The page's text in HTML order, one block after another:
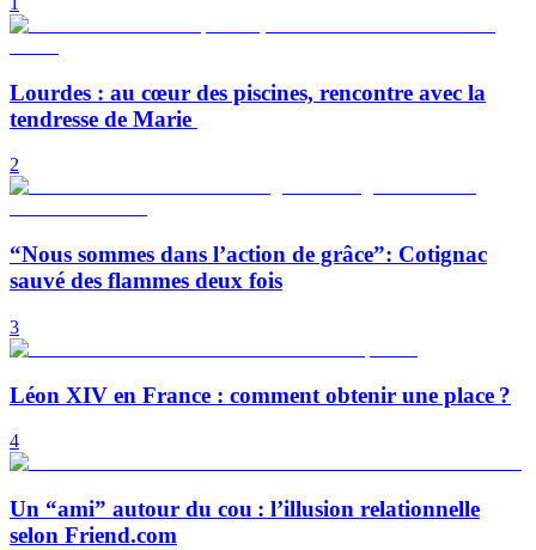
Lourdes : au cœur des piscines, rencontre avec la
tendresse de Marie
2
“Nous sommes dans l’action de grâce”: Cotignac
sauvé des flammes deux fois
3
Léon XIV en France : comment obtenir une place ?
4
Un “ami” autour du cou : l’illusion relationnelle
selon Friend.com